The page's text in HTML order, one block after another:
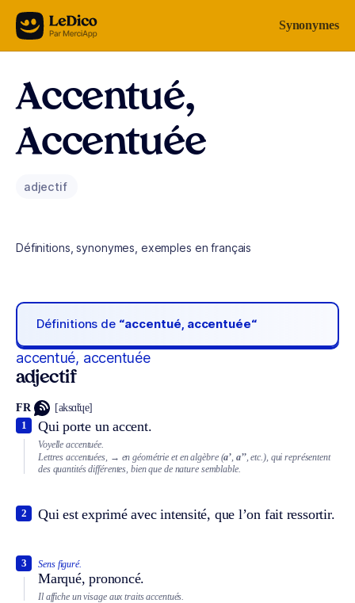
Aller au contenu Synonymes
Accentué,
Accentuée
adjectif
Définitions, synonymes, exemples en français
Définitions de “accentué, accentuée“
accentué, accentuée
adjectif
FR [aksɑ̃tɥe]
Qui porte un accent.
1
Voyelle accentuée.
Lettres accentuées, → en géométrie et en algèbre (a’, a’’, etc.), qui représentent
des quantités différentes, bien que de nature semblable.
Qui est exprimé avec intensité, que l’on fait ressortir.
2
Sens figuré.
Marqué, prononcé.
3
Il affiche un visage aux traits accentués.